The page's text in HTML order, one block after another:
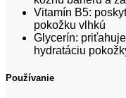
Vitamín B5:
pokožku vlhkú
Glycerín:
hydratáciu
Používanie